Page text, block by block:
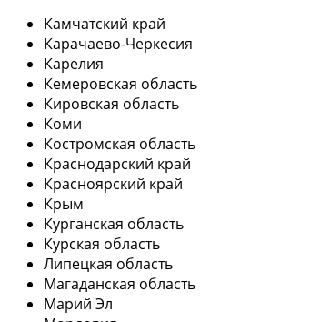
Камчатский край
Карачаево-Черкесия
Карелия
Кемеровская область
Кировская область
Коми
Костромская область
Краснодарский край
Красноярский край
Крым
Курганская область
Курская область
Липецкая область
Магаданская область
Марий Эл